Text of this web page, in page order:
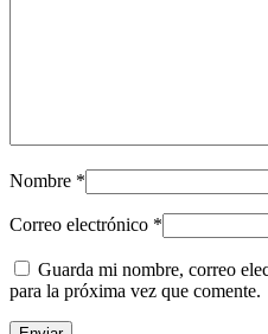
Nombre *
Correo electrónico *
Guarda mi nombre, correo
para la próxima vez que comente.